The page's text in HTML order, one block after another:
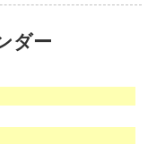
ダー